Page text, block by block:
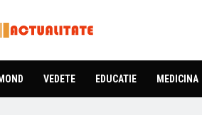
VEDETE EDUCATIE MEDICINA